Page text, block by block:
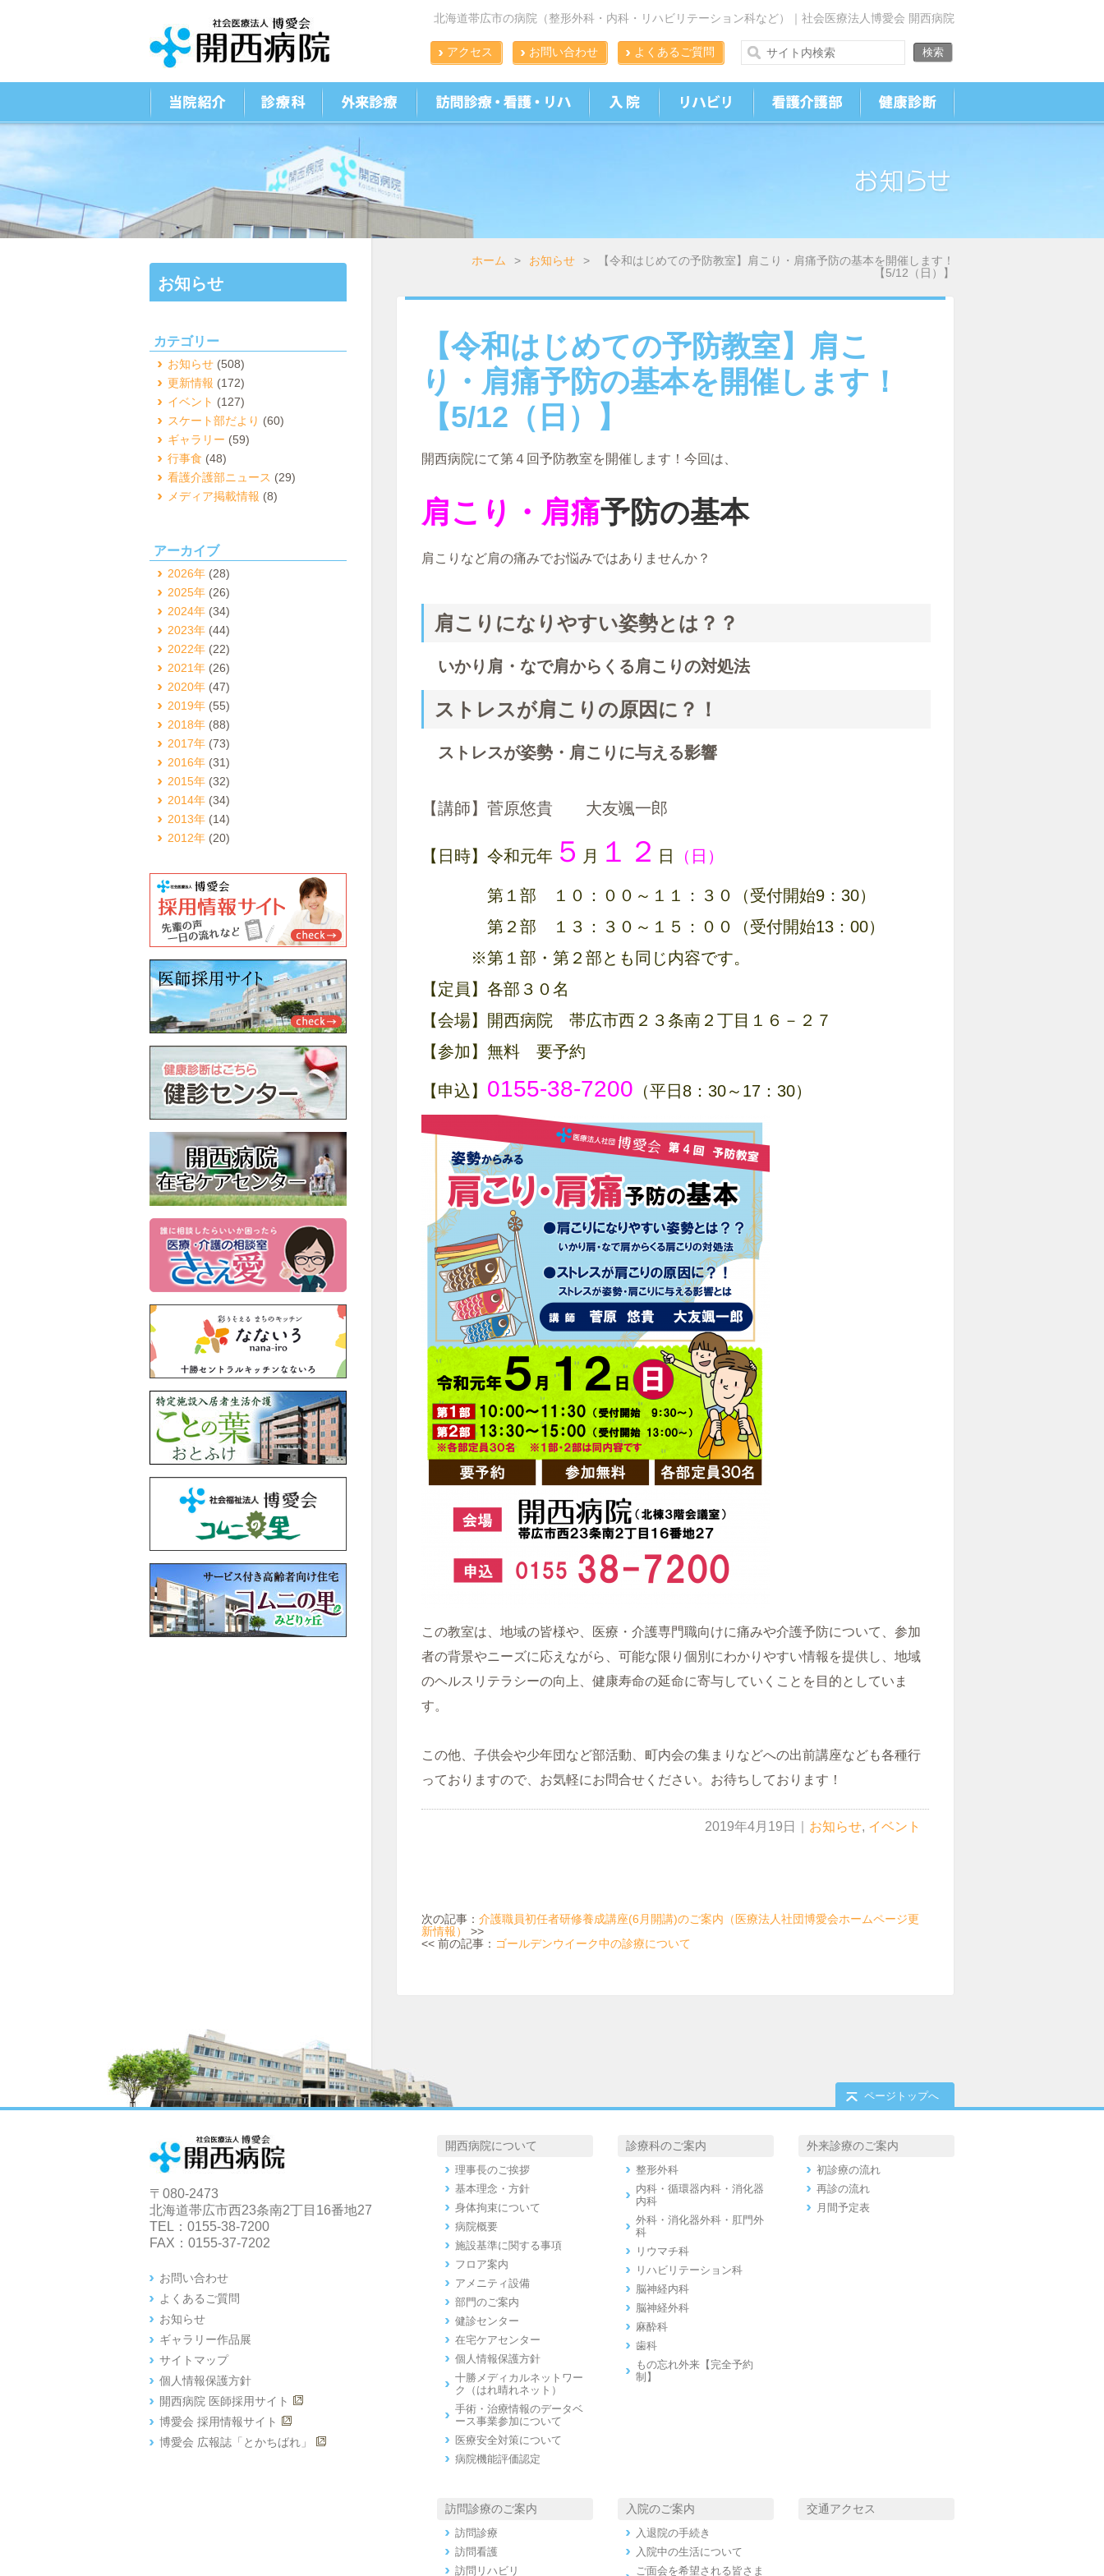
北海道帯広市の病院（整形外科・内科・リハビリテーション科など）｜社会医療法人博愛会 開西病院
よくあるご質問
お問い合わせ
アクセス
ホーム > お知らせ >
【令和はじめての予防教室】肩こり・肩痛予防の基本を開催します！
【5/12（日）】
【令和はじめての予防教室】肩こ
り・肩痛予防の基本を開催します！
【5/12（日）】
開西病院にて第４回予防教室を開催します！今回は、
肩こり・肩痛予防の基本
肩こりなど肩の痛みでお悩みではありませんか？
肩こりになりやすい姿勢とは？？
いかり肩・なで肩からくる肩こりの対処法
ストレスが肩こりの原因に？！
ストレスが姿勢・肩こりに与える影響
【講師】菅原悠貴 大友颯一郎
【日時】令和元年 ５ 月 １２ 日 （日）
第１部 １０：００～１１：３０（受付開始9：30）
第２部 １３：３０～１５：００（受付開始13：00）
※第１部・第２部とも同じ内容です。
【定員】各部３０名
【会場】開西病院 帯広市西２３条南２丁目１６－２７
【参加】無料 要予約
【申込】 0155-38-7200 （平日8：30～17：30）
この教室は、地域の皆様や、医療・介護専門職向けに痛みや介護予防について、参加
者の背景やニーズに応えながら、可能な限り個別にわかりやすい情報を提供し、地域
のヘルスリテラシーの向上、健康寿命の延命に寄与していくことを目的としていま
す。
この他、子供会や少年団など部活動、町内会の集まりなどへの出前講座なども各種行
っておりますので、お気軽にお問合せください。お待ちしております！
2019年4月19日 お知らせ, イベント
次の記事： 介護職員初任者研修養成講座(6月開講)のご案内（医療法人社団博愛会ホームページ更
新情報）
>>
<< 前の記事： ゴールデンウイーク中の診療について
お知らせ
カテゴリー
お知らせ (508)
更新情報 (172)
イベント (127)
スケート部だより (60)
ギャラリー (59)
行事食 (48)
看護介護部ニュース (29)
メディア掲載情報 (8)
アーカイブ
2026年 (28)
2025年 (26)
2024年 (34)
2023年 (44)
2022年 (22)
2021年 (26)
2020年 (47)
2019年 (55)
2018年 (88)
2017年 (73)
2016年 (31)
2015年 (32)
2014年 (34)
2013年 (14)
2012年 (20)
ページトップへ
〒080-2473
北海道帯広市西23条南2丁目16番地27
TEL：0155-38-7200
FAX：0155-37-7202
お問い合わせ
よくあるご質問
お知らせ
ギャラリー作品展
サイトマップ
個人情報保護方針
開西病院 医師採用サイト
博愛会 採用情報サイト
博愛会 広報誌「とかちばれ」
開西病院について
理事長のご挨拶
基本理念・方針
身体拘束について
病院概要
施設基準に関する事項
フロア案内
アメニティ設備
部門のご案内
健診センター
在宅ケアセンター
個人情報保護方針
十勝メディカルネットワー
ク（はれ晴れネット）
手術・治療情報のデータベ
ース事業参加について
医療安全対策について
病院機能評価認定
診療科のご案内
整形外科
内科・循環器内科・消化器
内科
外科・消化器外科・肛門外
科
リウマチ科
リハビリテーション科
脳神経内科
脳神経外科
麻酔科
歯科
もの忘れ外来【完全予約
制】
外来診療のご案内
初診療の流れ
再診の流れ
月間予定表
訪問診療のご案内
訪問診療
訪問看護
訪問リハビリ
入院のご案内
入退院の手続き
入院中の生活について
ご面会を希望される皆さま
交通アクセス